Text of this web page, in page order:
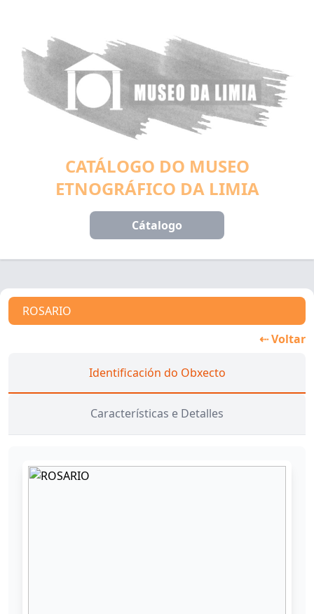
CATÁLOGO DO MUSEO
ETNOGRÁFICO DA LIMIA
Cátalogo
ROSARIO
⇠ Voltar
Identificación do Obxecto
Características e Detalles